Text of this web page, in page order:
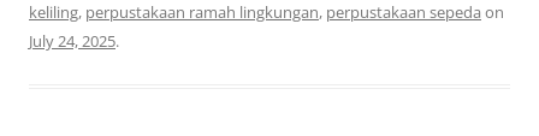
keliling, perpustakaan ramah lingkungan, perpustakaan sepeda on
July 24, 2025.